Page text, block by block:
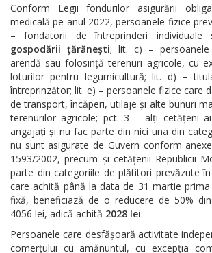
Conform Legii fondurilor asigurării
medicală pe anul 2022, persoanele fizice
– fondatorii de întreprinderi individuale
gospodării țărănești; lit. c) –
arendă sau folosință terenuri agricole, cu
loturilor pentru legumicultură; lit. d) –
întreprinzător; lit. e) – persoanele fizice care
de transport, încăperi, utilaje și alte bunuri
terenurilor agricole; pct. 3 – alți cetățeni
angajați și nu fac parte din nici una din
nu sunt asigurate de Guvern conform
1593/2002, precum și cetățenii Republicii
parte din categoriile de plătitori prevăzute
care achită până la data de 31 martie
fixă, beneficiază de o reducere de 50%
4056 lei, adică achită 2028 lei.
Persoanele care desfășoară activitate
comerțului cu amănuntul, cu excepția